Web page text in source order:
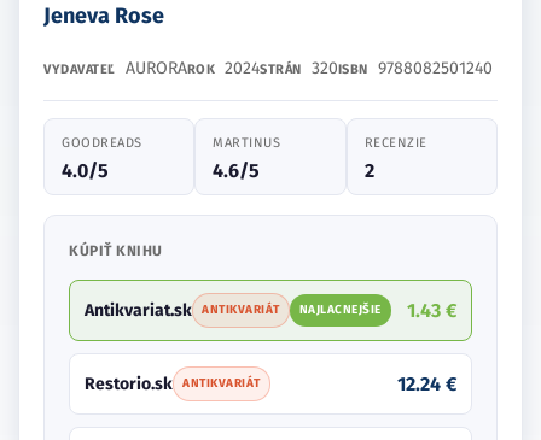
Jeneva Rose
VYDAVATEĽ AURORAROK 2024STRÁN 320ISBN 9788082501240
GOODREADS
4.0/5
MARTINUS
4.6/5
RECENZIE
2
KÚPIŤ KNIHU
Antikvariat.sk ANTIKVARIÁT NAJLACNEJŠIE 1.43 €
Restorio.sk ANTIKVARIÁT 12.24 €